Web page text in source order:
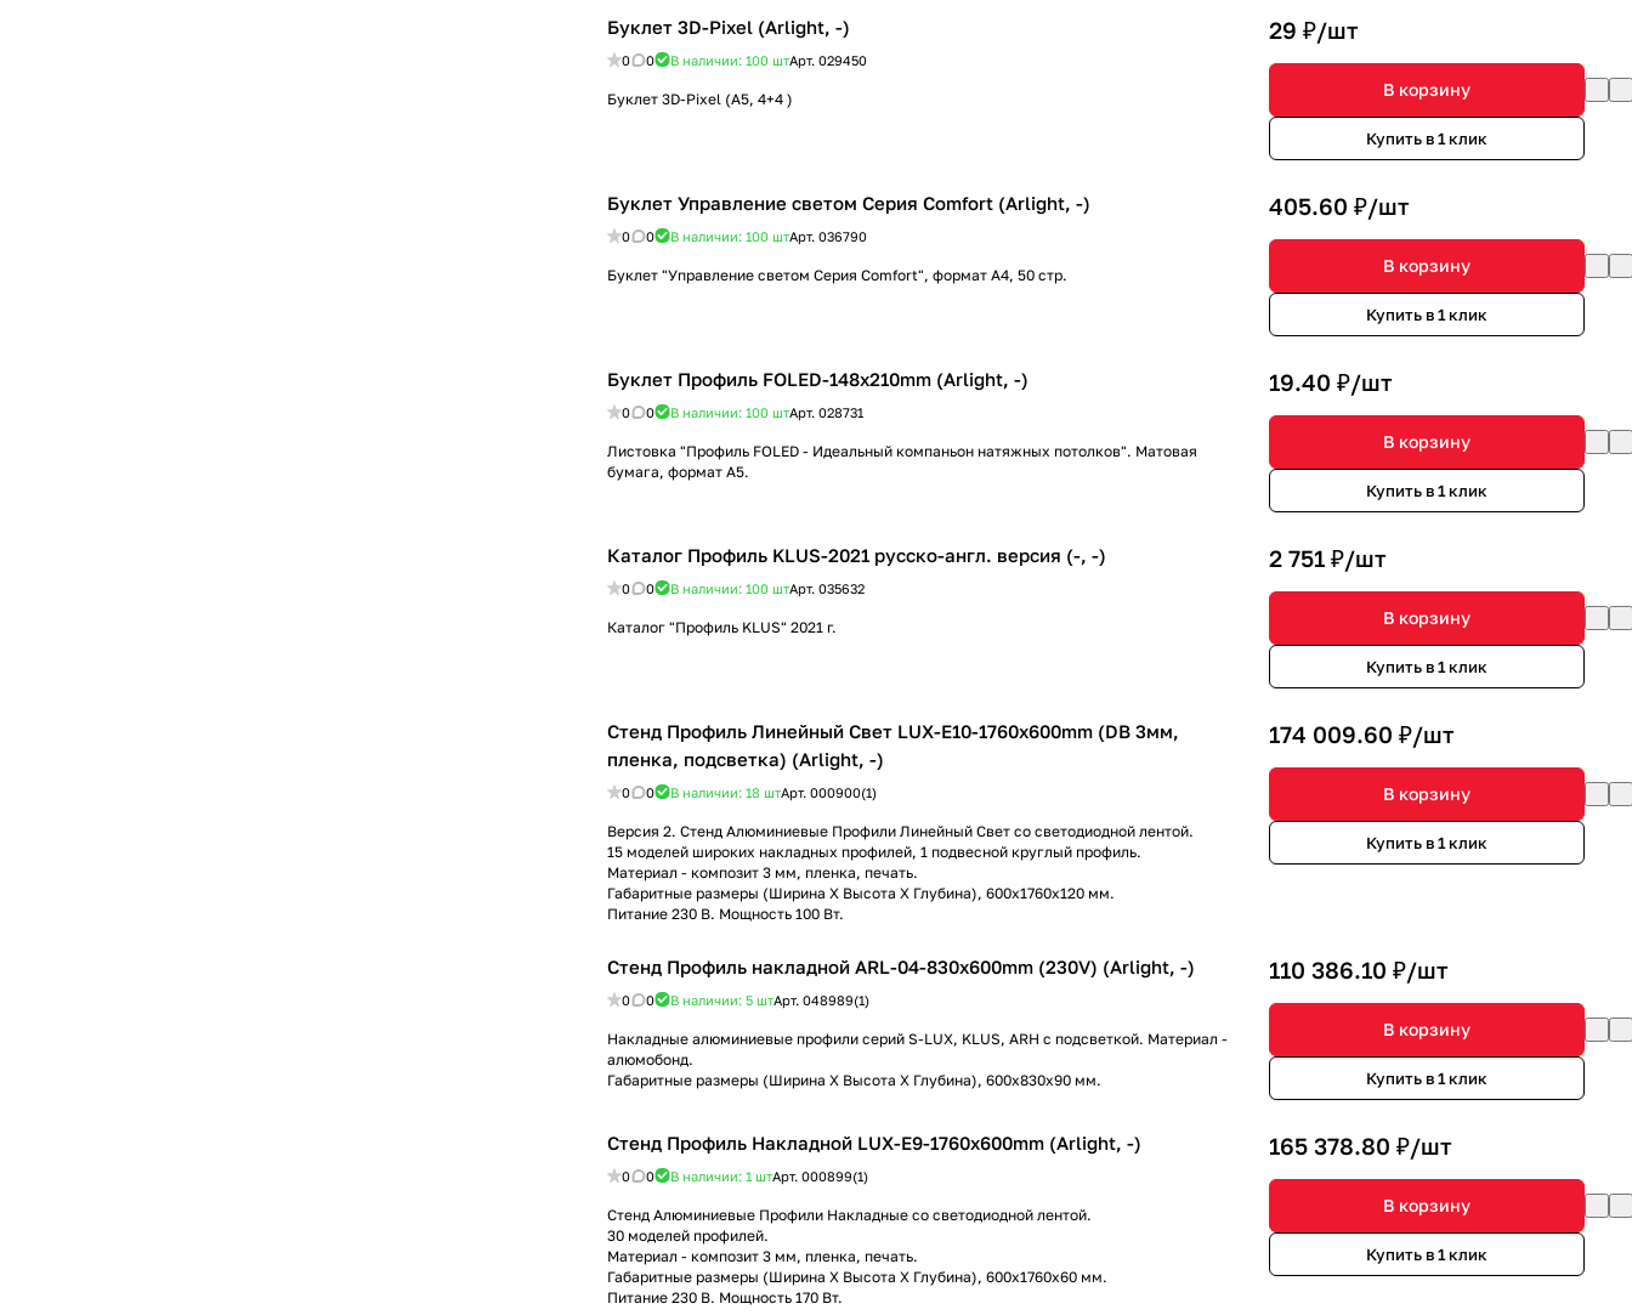
Буклет 3D-Pixel (Arlight, -)
0 0 В наличии: 100 штАрт. 029450
Буклет 3D-Pixel (А5, 4+4 )
29 ₽/шт
В корзину
Купить в 1 клик
Буклет Управление светом Серия Comfort (Arlight, -)
0 0 В наличии: 100 штАрт. 036790
Буклет "Управление светом Серия Comfort", формат А4, 50 стр.
405.60 ₽/шт
В корзину
Купить в 1 клик
Буклет Профиль FOLED-148х210mm (Arlight, -)
0 0 В наличии: 100 штАрт. 028731
Листовка "Профиль FOLED - Идеальный компаньон натяжных потолков". Матовая
бумага, формат А5.
19.40 ₽/шт
В корзину
Купить в 1 клик
Каталог Профиль KLUS-2021 русско-англ. версия (-, -)
0 0 В наличии: 100 штАрт. 035632
Каталог "Профиль KLUS" 2021 г.
2 751 ₽/шт
В корзину
Купить в 1 клик
Стенд Профиль Линейный Свет LUX-E10-1760x600mm (DB 3мм,
пленка, подсветка) (Arlight, -)
0 0 В наличии: 18 штАрт. 000900(1)
Версия 2. Стенд Алюминиевые Профили Линейный Свет со светодиодной лентой.
15 моделей широких накладных профилей, 1 подвесной круглый профиль.
Материал - композит 3 мм, пленка, печать.
Габаритные размеры (Ширина Х Высота Х Глубина), 600х1760х120 мм.
Питание 230 В. Мощность 100 Вт.
174 009.60 ₽/шт
В корзину
Купить в 1 клик
Стенд Профиль накладной ARL-04-830x600mm (230V) (Arlight, -)
0 0 В наличии: 5 штАрт. 048989(1)
Накладные алюминиевые профили серий S-LUX, KLUS, ARH с подсветкой. Материал -
алюмобонд.
Габаритные размеры (Ширина Х Высота Х Глубина), 600х830х90 мм.
110 386.10 ₽/шт
В корзину
Купить в 1 клик
Стенд Профиль Накладной LUX-E9-1760x600mm (Arlight, -)
0 0 В наличии: 1 штАрт. 000899(1)
Стенд Алюминиевые Профили Накладные со светодиодной лентой.
30 моделей профилей.
Материал - композит 3 мм, пленка, печать.
Габаритные размеры (Ширина Х Высота Х Глубина), 600х1760х60 мм.
Питание 230 В. Мощность 170 Вт.
165 378.80 ₽/шт
В корзину
Купить в 1 клик